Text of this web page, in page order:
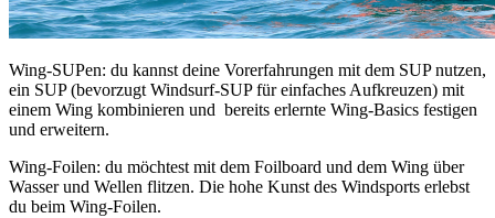
Wing-SUPen: du kannst deine Vorerfahrungen mit dem SUP nutzen,
ein SUP (bevorzugt Windsurf-SUP für einfaches Aufkreuzen) mit
einem Wing kombinieren und bereits erlernte Wing-Basics festigen
und erweitern.
Wing-Foilen: du möchtest mit dem Foilboard und dem Wing über
Wasser und Wellen flitzen. Die hohe Kunst des Windsports erlebst
du beim Wing-Foilen.